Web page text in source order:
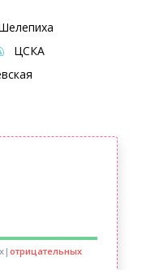
ЦСКА
| отрицательных